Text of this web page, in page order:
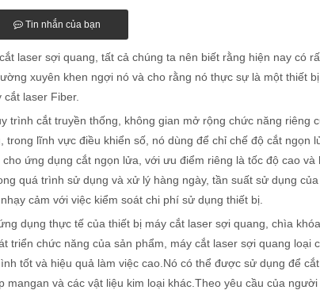
Tin nhắn của bạn
laser sợi quang, tất cả chúng ta nên biết rằng hiện nay có
xuyên khen ngợi nó và cho rằng nó thực sự là một thiết
laser Fiber.
trình cắt truyền thống, không gian mở rộng chức năng riêng
lĩnh vực điều khiển số, nó dùng để chỉ chế độ cắt ngọn
ứng dụng cắt ngọn lửa, với ưu điểm riêng là tốc độ cao và
quá trình sử dụng và xử lý hàng ngày, tần suất sử dụng
cảm với việc kiểm soát chi phí sử dụng thiết bị.
dụng thực tế của thiết bị máy cắt laser sợi quang, chìa
triển chức năng của sản phẩm, máy cắt laser sợi quang loại
tốt và hiệu quả làm việc cao.Nó có thể được sử dụng để
và các vật liệu kim loại khác.Theo yêu cầu của